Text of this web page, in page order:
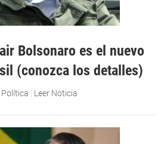
Bolsonaro es el nuevo
(conozca los detalles)
Política | Leer Noticia